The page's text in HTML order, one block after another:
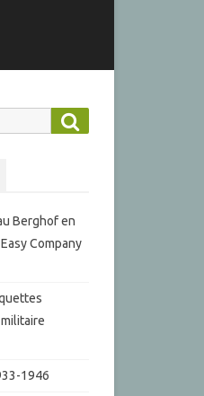
Berghof en
Company
1946